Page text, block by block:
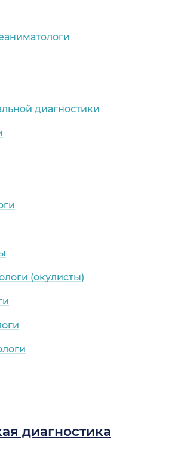
диагностики
(окулисты)
диагностика